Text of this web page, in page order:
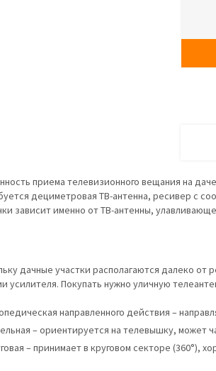
приема телевизионного вещания на
дециметровая ТВ-антенна, ресивер с
зависит именно от ТВ-антенны,
дачные участки располагаются далеко от
усилителя. Покупать нужно уличную
направленного действия –
– ориентируется на телевышку, может
– принимает в круговом секторе (360°),